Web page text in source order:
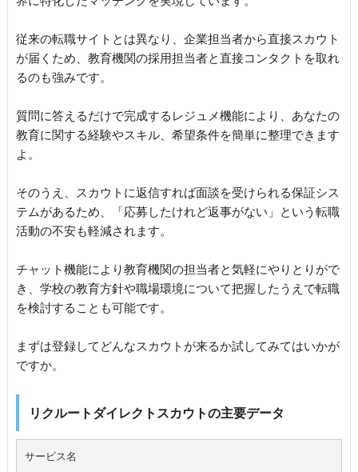
従来の転職サイトとは異なり、企業担当者から直接スカウト
が届くため、教育機関の採用担当者と直接コンタクトを取れ
るのも強みです。
質問に答えるだけで完成するレジュメ機能により、あなたの
教育に関する経験やスキル、希望条件を簡単に整理できます
よ。
そのうえ、スカウトに返信すれば面談を受けられる保証シス
テムがあるため、「応募したけれど返事がない」という転職
活動の不安も軽減されます。
チャット機能により教育機関の担当者と気軽にやりとりがで
き、学校の教育方針や職場環境について把握したうえで転職
を検討することも可能です。
まずは登録してどんなスカウトが来るか試してみてはいかが
ですか。
リクルートダイレクトスカウトの主要データ
サービス名